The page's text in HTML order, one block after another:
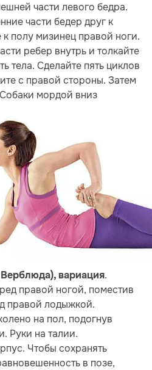
части левого бедра.
части бедер друг к
полу мизинец правой ноги.
ребер внутрь и толкайте
тела. Сделайте пять циклов
с правой стороны. Затем
мордой вниз
вариация.
правой ногой, поместив
правой лодыжкой.
на пол, подогнув
Руки на талии.
Чтобы сохранять
в позе,